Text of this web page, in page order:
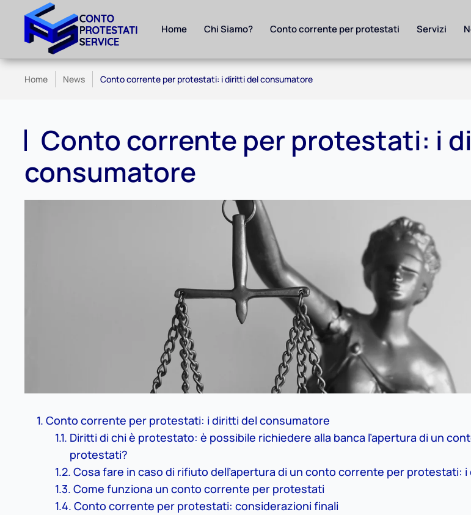
Skip to main content Home Chi Siamo? Conto corrente per protestati Servizi
Home News Conto corrente per protestati: i diritti del consumatore
Conto corrente per protestati: i
consumatore
Conto corrente per protestati: i diritti del consumatore
Diritti di chi è protestato: è possibile richiedere alla banca l’apertura di un
protestati?
Cosa fare in caso di rifiuto dell’apertura di un conto corrente per protestati:
Come funziona un conto corrente per protestati
Conto corrente per protestati: considerazioni finali